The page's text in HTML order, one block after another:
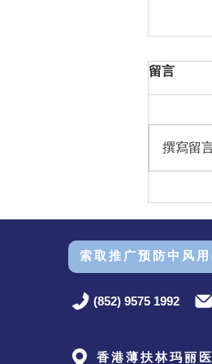
中风
留言
撰寫留言
索取推广预防中风用
(852) 9575 1992
香港薄扶林玛丽